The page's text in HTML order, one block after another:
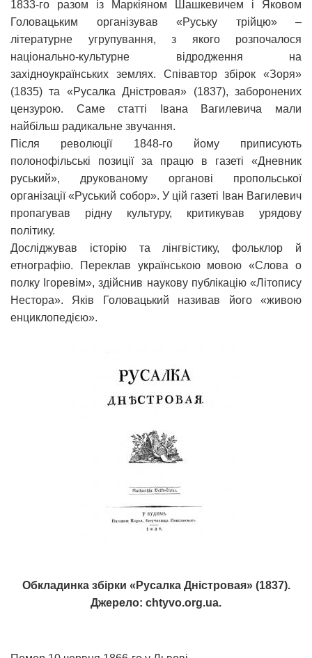
1833-го разом із Маркіяном Шашкевичем і Яковом
Головацьким організував «Руську трійцю» –
літературне угрупування, з якого розпочалося
національно-культурне відродження на
західноукраїнських землях. Співавтор збірок «Зоря»
(1835) та «Русалка Дністровая» (1837), заборонених
цензурою. Саме статті Івана Вагилевича мали
найбільш радикальне звучання.
Після революції 1848-го йому приписують
полонофільські позиції за працю в газеті «Дневник
руський», друкованому органові пропольської
організації «Руський собор». У цій газеті Іван Вагилевич
пропагував рідну культуру, критикував урядову
політику.
Досліджував історію та лінгвістику, фольклор й
етнографію. Переклав українською мовою «Слова о
полку Ігоревім», здійснив наукову публікацію «Літопису
Нестора». Яків Головацький називав його «живою
енциклопедією».
Обкладинка збірки «Русалка Дністровая» (1837).
Джерело: chtyvo.org.ua.